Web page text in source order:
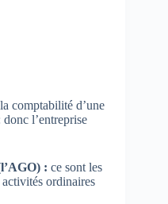
comptabilité d’une
l’entreprise
: ce sont les
ordinaires